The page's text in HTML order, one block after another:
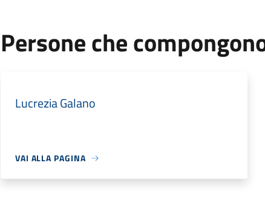
Persone che
Lucrezia Galano
VAI ALLA PAGINA